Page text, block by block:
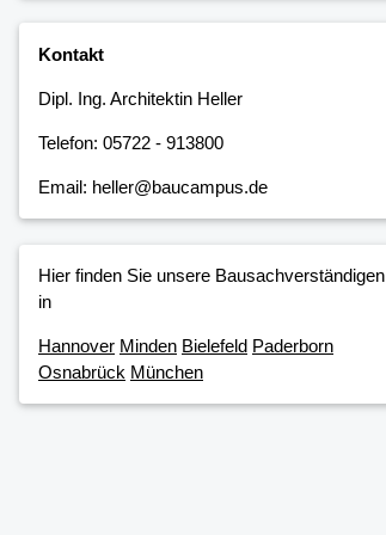
Kontakt
Dipl. Ing. Architektin Heller
Telefon: 05722 - 913800
Email: heller@baucampus.de
Hier finden Sie unsere Bausachverständigen
in
Hannover Minden Bielefeld Paderborn
Osnabrück München